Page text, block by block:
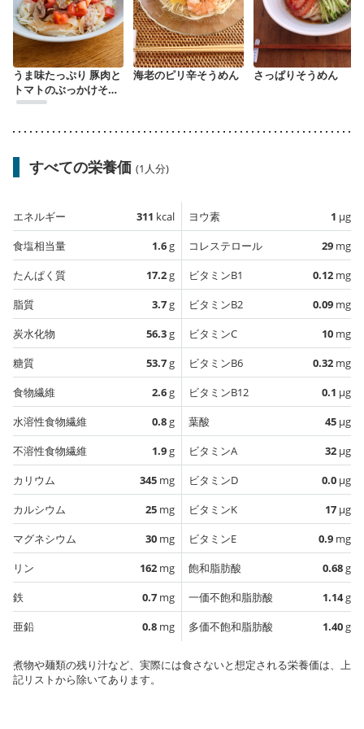
うま味たっぷり 豚肉と
トマトのぶっかけそう
めん
海老のピリ辛そうめん さっぱりそうめん
すべての栄養価 (1人分)
エネルギー 311 kcal
食塩相当量
1.6g
たんぱく質
17.2g
脂質
3.7g
炭水化物
56.3g
糖質
53.7g
食物繊維
2.6g
水溶性食物繊維
0.8g
不溶性食物繊維
1.9g
カリウム
345 mg
カルシウム
25 mg
マグネシウム
30 mg
リン
162 mg
鉄
0.7 mg
亜鉛
0.8 mg
ヨウ素 1 µg
コレステロール
29 mg
ビタミンB1
0.12 mg
ビタミンB2
0.09 mg
ビタミンC
10 mg
ビタミンB6
0.32 mg
ビタミンB12
0.1 µg
葉酸
45 µg
ビタミンA
32 µg
ビタミンD
0.0 µg
ビタミンK
17 µg
ビタミンE
0.9 mg
飽和脂肪酸
0.68g
一価不飽和脂肪酸
1.14g
多価不飽和脂肪酸
1.40g
煮物や麺類の残り汁など、実際には食さないと想定される栄養価は、上
記リストから除いてあります。